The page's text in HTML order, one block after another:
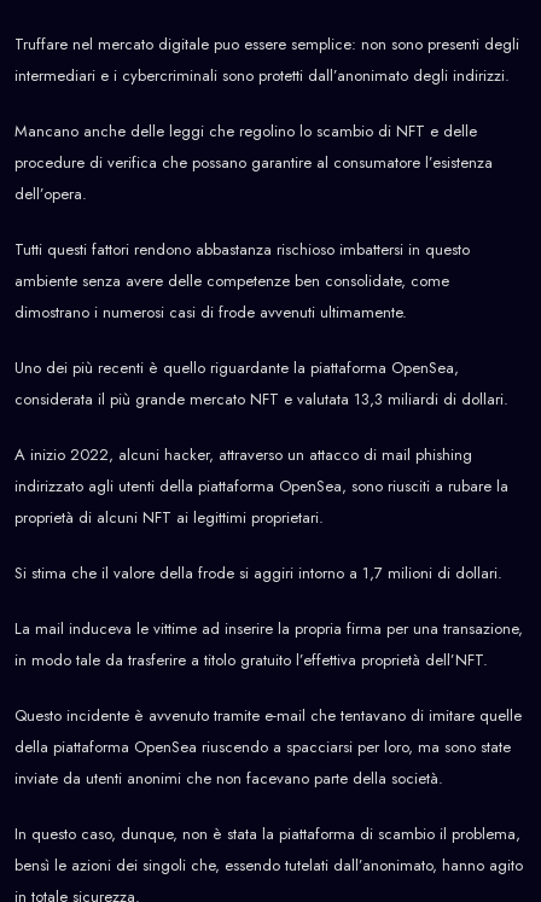
Truffare nel mercato digitale puo essere semplice: non sono presenti degli
intermediari e i cybercriminali sono protetti dall’anonimato degli indirizzi.
Mancano anche delle leggi che regolino lo scambio di NFT e delle
procedure di verifica che possano garantire al consumatore l’esistenza
dell’opera.
Tutti questi fattori rendono abbastanza rischioso imbattersi in questo
ambiente senza avere delle competenze ben consolidate, come
dimostrano i numerosi casi di frode avvenuti ultimamente.
Uno dei più recenti è quello riguardante la piattaforma OpenSea,
considerata il più grande mercato NFT e valutata 13,3 miliardi di dollari.
A inizio 2022, alcuni hacker, attraverso un attacco di mail phishing
indirizzato agli utenti della piattaforma OpenSea, sono riusciti a rubare la
proprietà di alcuni NFT ai legittimi proprietari.
Si stima che il valore della frode si aggiri intorno a 1,7 milioni di dollari.
La mail induceva le vittime ad inserire la propria firma per una transazione,
in modo tale da trasferire a titolo gratuito l’effettiva proprietà dell’NFT.
Questo incidente è avvenuto tramite e-mail che tentavano di imitare quelle
della piattaforma OpenSea riuscendo a spacciarsi per loro, ma sono state
inviate da utenti anonimi che non facevano parte della società.
In questo caso, dunque, non è stata la piattaforma di scambio il problema,
bensì le azioni dei singoli che, essendo tutelati dall’anonimato, hanno agito
in totale sicurezza.